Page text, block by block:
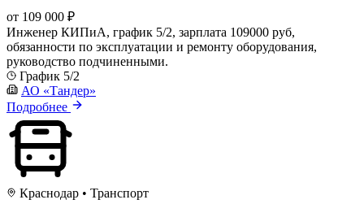
от 109 000 ₽
Инженер КИПиА, график 5/2, зарплата 109000 руб,
обязанности по эксплуатации и ремонту оборудования,
руководство подчиненными.
График 5/2
АО «Тандер»
Подробнее
Краснодар • Транспорт